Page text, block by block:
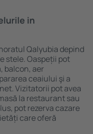
in
Qalyubia depind
stele. Oaspeții pot
balcon, aer
ceaiului şi a
Vizitatorii pot avea
la restaurant sau
pot rezerva cazare
care oferă